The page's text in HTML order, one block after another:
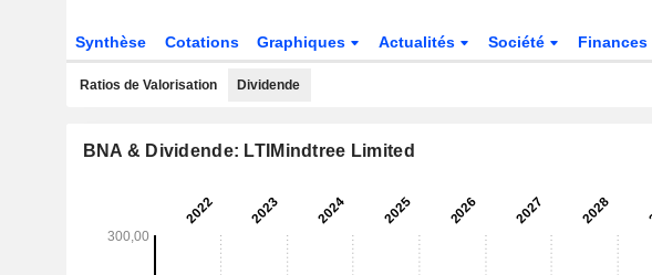
Synthèse Cotations Graphiques Actualités Société Finances
Ratios de Valorisation Dividende
BNA & Dividende: LTIMindtree Limited